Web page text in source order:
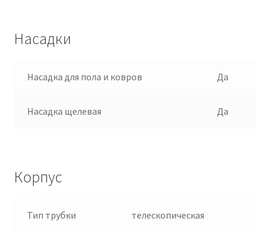
Насадки
Насадка для пола и ковров Да
Насадка щелевая Да
Корпус
Тип трубки телескопическая